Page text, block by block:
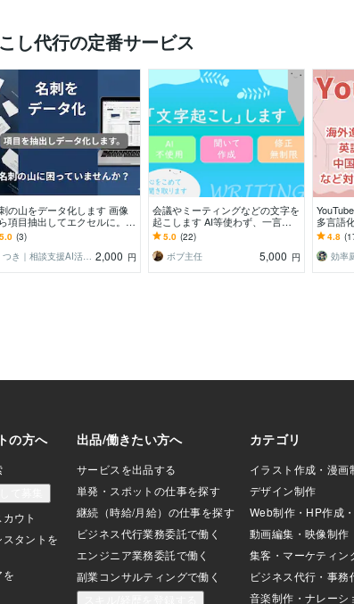
し代行の定番サービス
の山をデータ化します 画像
項目抽出してエクセルに。も
刺探しの時間はゼロ。
5.0 (3)
つき｜相談支援AI活用アドバイザー 2,000 円
会議やミーティングなどの文字を
起こします AI等使わず、一言ず
つ聞き取り文字を起こし、形にし
ていきます
5.0 (22)
ボブ主任
5,000 円
多言語
海外へ
信！
4.8